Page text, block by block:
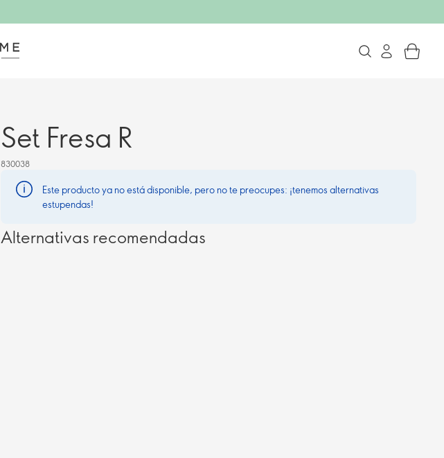
Set Fresa R
830038
Este producto ya no está disponible, pero no te preocupes: ¡tenemos alternativas
estupendas!
Alternativas recomendadas